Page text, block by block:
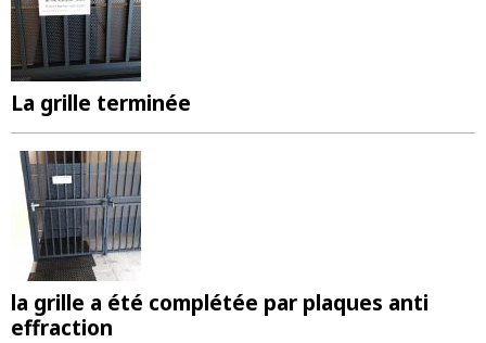
La grille terminée
la grille a été complétée par plaques anti
effraction